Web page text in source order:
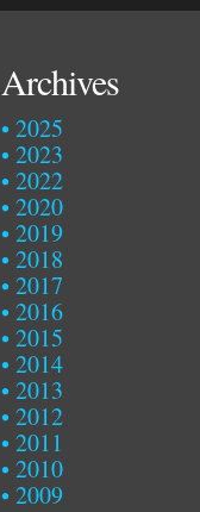
Archives
2025
2023
2022
2020
2019
2018
2017
2016
2015
2014
2013
2012
2011
2010
2009